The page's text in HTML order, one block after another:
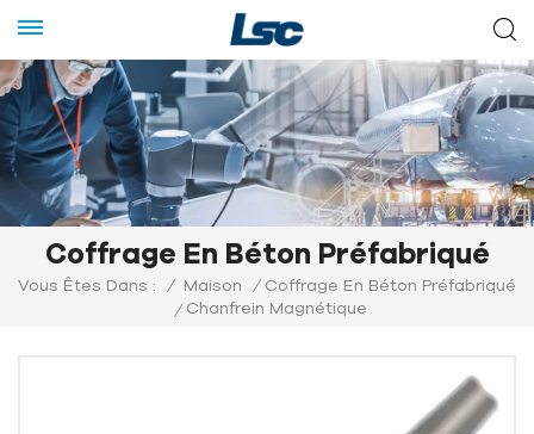
Coffrage En Béton Préfabriqué
Vous Êtes Dans : / Maison / Coffrage En Béton Préfabriqué
/ Chanfrein Magnétique